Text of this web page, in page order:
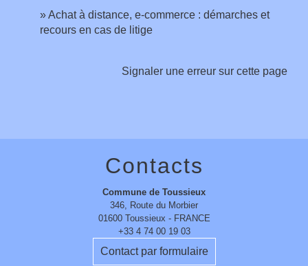
Achat à distance, e-commerce : démarches et
recours en cas de litige
Signaler une erreur sur cette page
Contacts
Commune de Toussieux
346, Route du Morbier
01600 Toussieux - FRANCE
+33 4 74 00 19 03
Contact par formulaire